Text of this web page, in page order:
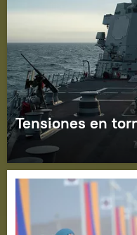
Tensiones en